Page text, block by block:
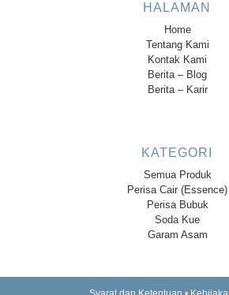
HALAMAN
Home
Tentang Kami
Kontak Kami
Berita – Blog
Berita – Karir
KATEGORI
Semua Produk
Perisa Cair (Essence)
Perisa Bubuk
Soda Kue
Garam Asam